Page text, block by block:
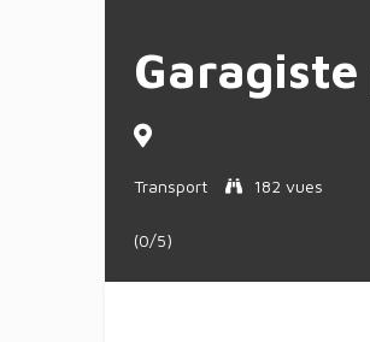
Transport 182 vues
(0/5)